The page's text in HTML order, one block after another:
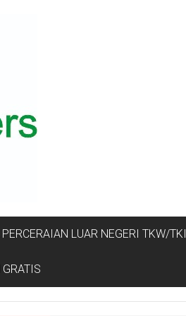
LUAR NEGERI TKW/TKI